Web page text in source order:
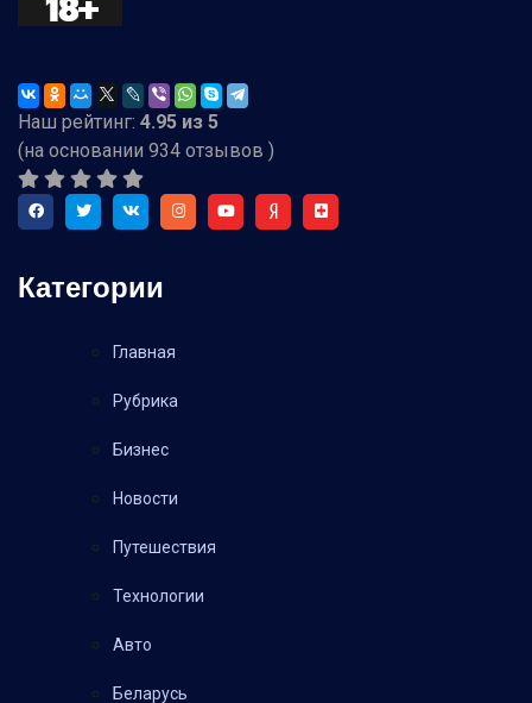
Наш рейтинг: 4.95 из 5
(на основании 934 отзывов )
Категории
Главная
Рубрика
Бизнес
Новости
Путешествия
Технологии
Авто
Беларусь